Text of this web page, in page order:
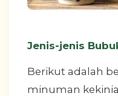
Jenis-jenis
Berikut adalah
minuman